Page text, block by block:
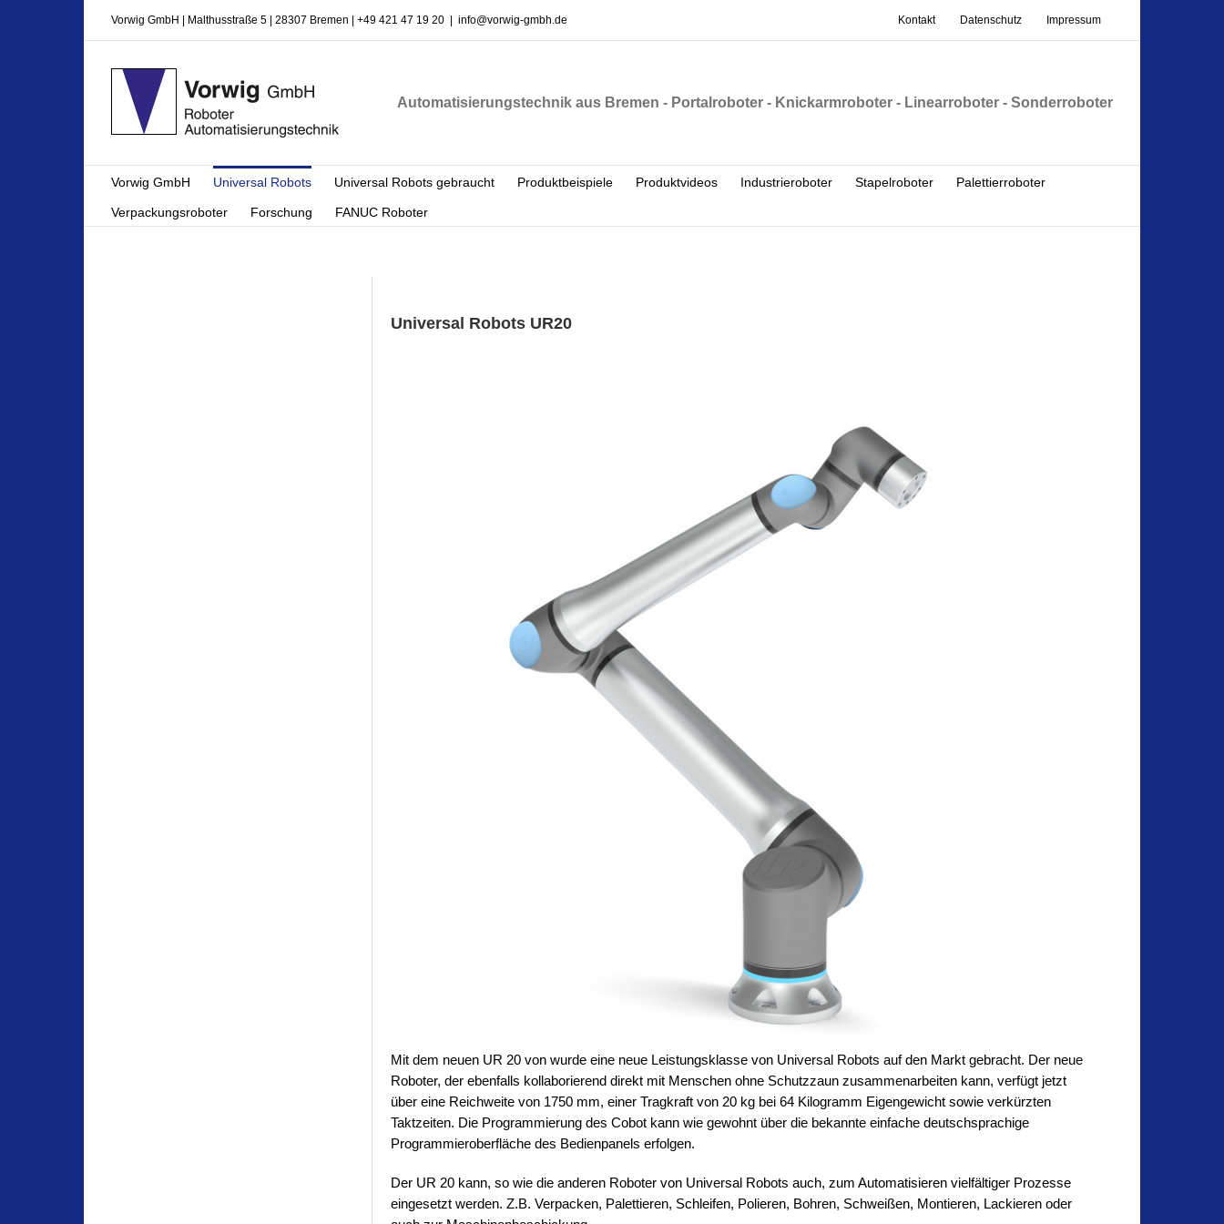
Vorwig GmbH | Malthusstraße 5 | 28307 Bremen | +49 421 47 19 20 info@vorwig-gmbh.de Kontakt Datenschutz Impressum
Automatisierungstechnik aus Bremen - Portalroboter - Knickarmroboter - Linearroboter - Sonderroboter
Vorwig GmbH Universal Robots Universal Robots gebraucht Produktbeispiele Produktvideos Industrieroboter Stapelroboter Palettierroboter
Verpackungsroboter Forschung FANUC Roboter
Universal Robots UR20
Mit dem neuen UR 20 von wurde eine neue Leistungsklasse von Universal Robots auf den Markt gebracht. Der neue
Roboter, der ebenfalls kollaborierend direkt mit Menschen ohne Schutzzaun zusammenarbeiten kann, verfügt jetzt
über eine Reichweite von 1750 mm, einer Tragkraft von 20 kg bei 64 Kilogramm Eigengewicht sowie verkürzten
Taktzeiten. Die Programmierung des Cobot kann wie gewohnt über die bekannte einfache deutschsprachige
Programmieroberfläche des Bedienpanels erfolgen.
Der UR 20 kann, so wie die anderen Roboter von Universal Robots auch, zum Automatisieren vielfältiger Prozesse
eingesetzt werden. Z.B. Verpacken, Palettieren, Schleifen, Polieren, Bohren, Schweißen, Montieren, Lackieren oder